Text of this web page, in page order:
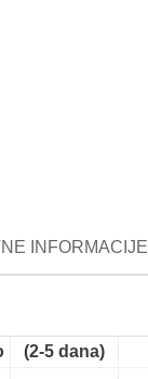
INFORMACIJE
(2-5 dana)